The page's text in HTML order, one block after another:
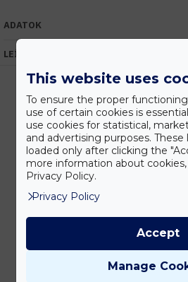
ADATOK
LEÍRÁS
Vásárolj nagyobb mennyiségben és
Tanácsadás
This website uses
To ensure the proper
use of certain cookies is
use cookies for statistical,
and advertising purposes.
loaded only after clicking the
more information about
Privacy Policy.
Privacy Policy
Manage
Accept